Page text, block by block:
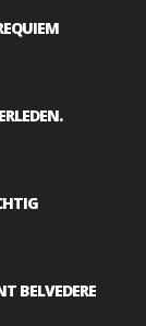
BELVEDERE